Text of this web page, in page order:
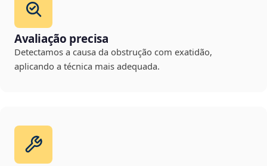
Avaliação precisa
Detectamos a causa da obstrução com exatidão,
aplicando a técnica mais adequada.